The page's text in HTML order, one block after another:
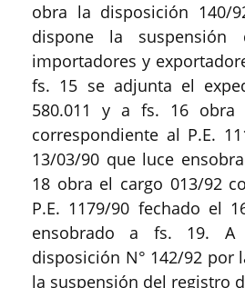
obra la disposición 140/
dispone la
importadores y
fs. 15 se adjunta el
580.011 y a fs. 16 obra
correspondiente al P.E.
13/03/90 que luce
18 obra el cargo 013/92
P.E. 1179/90 fechado el
ensobrado a fs. 19.
disposición N° 142/92 por
la suspensión del registro